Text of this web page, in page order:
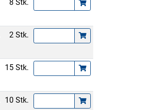
8 Stk.
2 Stk.
15 Stk.
10 Stk.